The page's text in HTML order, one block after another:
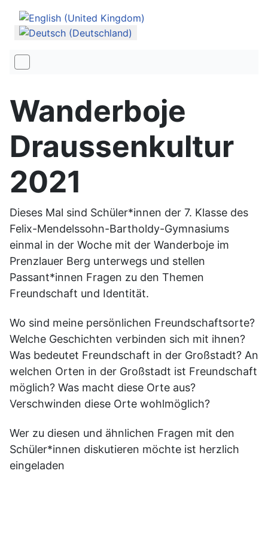
Sprache auswählen
Wanderboje
Draussenkultur
2021
Dieses Mal sind Schüler*innen der 7. Klasse des
Felix-Mendelssohn-Bartholdy-Gymnasiums
einmal in der Woche mit der Wanderboje im
Prenzlauer Berg unterwegs und stellen
Passant*innen Fragen zu den Themen
Freundschaft und Identität.
Wo sind meine persönlichen Freundschaftsorte?
Welche Geschichten verbinden sich mit ihnen?
Was bedeutet Freundschaft in der Großstadt? An
welchen Orten in der Großstadt ist Freundschaft
möglich? Was macht diese Orte aus?
Verschwinden diese Orte wohlmöglich?
Wer zu diesen und ähnlichen Fragen mit den
Schüler*innen diskutieren möchte ist herzlich
eingeladen